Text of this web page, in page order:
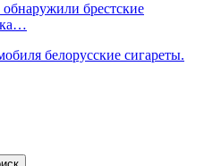
брестские
белорусские сигареты.